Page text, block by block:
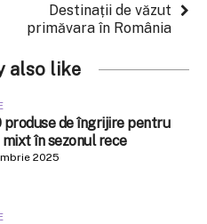
Destinații de văzut
primăvara în România
also like
produse de îngrijire pentru
în sezonul rece
2025